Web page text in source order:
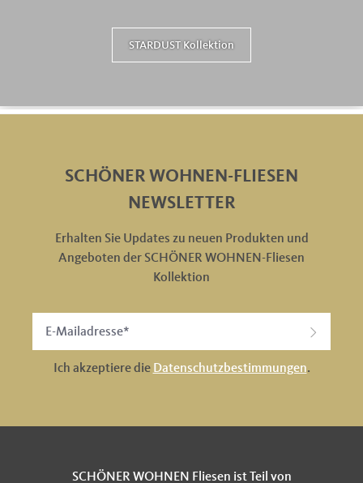
STARDUST Kollektion
SCHÖNER WOHNEN-FLIESEN
NEWSLETTER
Erhalten Sie Updates zu neuen Produkten und
Angeboten der SCHÖNER WOHNEN-Fliesen
Kollektion
Ich akzeptiere die Datenschutzbestimmungen.
SCHÖNER WOHNEN Fliesen ist Teil von